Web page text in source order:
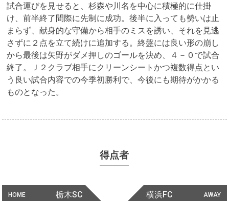
試合運びを見せると、杉森や川名を中心に積極的に仕掛
け、前半終了間際に先制に成功。後半に入っても勢いは止
まらず、献身的な守備から相手のミスを誘い、それを見逃
さずに２点を立て続けに追加する。終盤には良い形の崩し
から最後は矢野がダメ押しのゴールを決め、４－０で試合
終了。Ｊ２クラブ相手にクリーンシートかつ複数得点とい
う良い試合内容での今季初勝利で、今後にも期待がかかる
ものとなった。
得点者
HOME 栃木SC AWAY
横浜FC